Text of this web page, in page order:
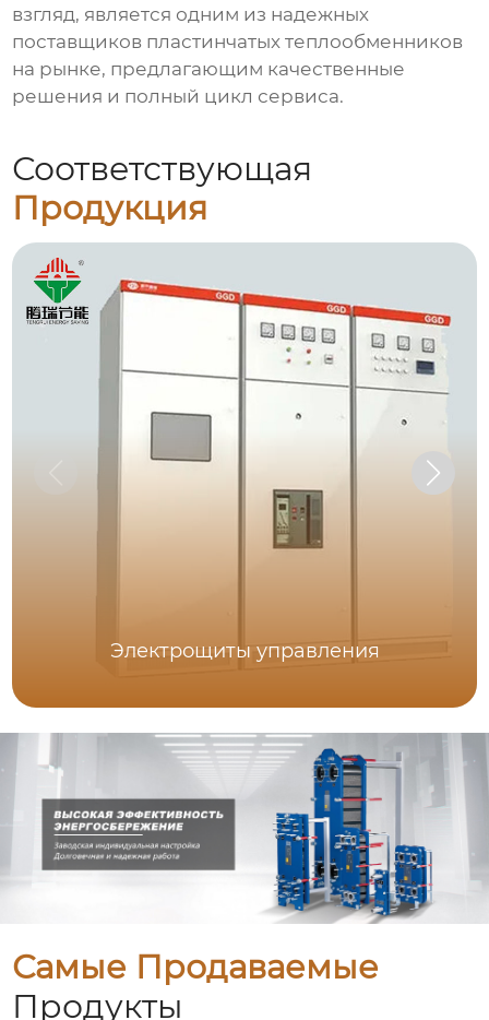
взгляд, является одним из надежных
поставщиков пластинчатых теплообменников
на рынке, предлагающим качественные
решения и полный цикл сервиса.
Соответствующая
Продукция
Электрощиты управления
Самые Продаваемые
Продукты